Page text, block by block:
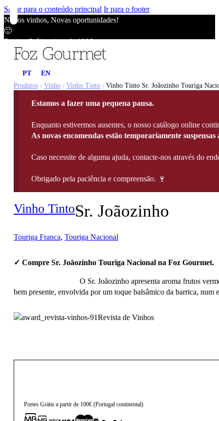
Saltar para o conteúdo principal Ir para o footer
Novos vinhos, Novas oportunidades!
🙂
Envios Grátis acima de 100€
Envios Grátis acima de 100€
Novos vinhos, Novas oportunidades!
Envios Grátis acima de 100€
PT
EN
Produtos | Vinho | Vinho Tinto | Vinho Tinto Sr. Joãozinho Touriga
Estamos a fazer uma pequena pausa.
Enquanto estivermos ausentes, o nosso catálogo online
As novas encomendas estão temporariamente suspensas
Caso necessite de alguma ajuda, contacte-nos através do
Obrigado pela paciência e compreensão. 🍷
Vinho TintoSr. Joãozinho
Touriga Franca, Touriga Nacional
✓ Compre Sr. Joãozinho Touriga Nacional na Foz Gourmet.
O Sr. Joãozinho apresenta aroma frutos
bem presente, envolvida por um toque balsâmico da barrica,
Revista de Vinhos
Portes Grátis a partir de 100€ (Portugal continental)